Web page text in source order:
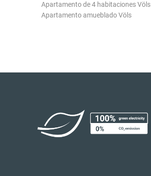
Apartamento de 4 habitaciones Völs
Apartamento amueblado Völs